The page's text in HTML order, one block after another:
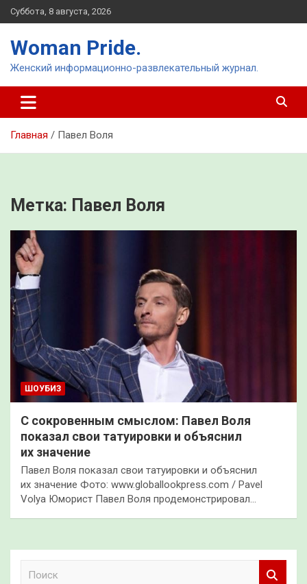
Перейти
к
Суббота, 8 августа, 2026
Woman Pride.
Женский информационно-развлекательный журнал.
Главная Павел Воля
Метка: Павел Воля
ШОУБИЗ
С сокровенным смыслом: Павел Воля
показал свои татуировки и объяснил
их значение
Павел Воля показал свои татуировки и объяснил
их значение Фото: www.globallookpress.com / Pavel
Volya Юморист Павел Воля продемонстрировал…